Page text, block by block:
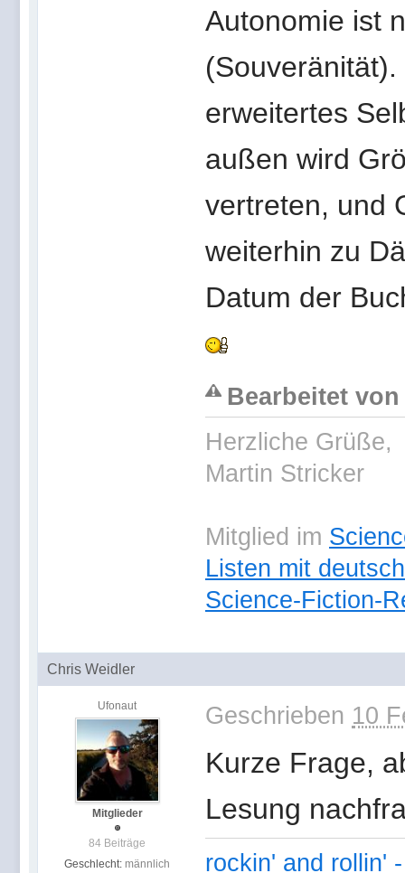
Autonomie ist
erweitertes
außen wird
vertreten, und
weiterhin zu
Datum der
Bearbeitet von
Herzliche Grüße,
Martin Stricker
Mitglied im
Listen mit
Science-Fiction-
Chris Weidler
Ufonaut
Mitglieder
84 Beiträge
Geschlecht: männlich
Geschrieben 10
Kurze Frage,
Lesung
rockin' and rollin'